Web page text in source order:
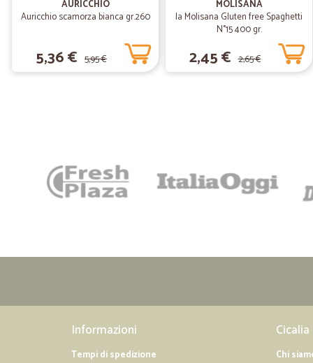
AURICCHIO
Auricchio scamorza bianca gr.260
5,36 € 5,95 €
MOLISANA
la Molisana Gluten free Spaghetti
N°15 400 gr.
2,45 € 2,65 €
Informazioni
Tempi di spedizione
Cicalia
Chi